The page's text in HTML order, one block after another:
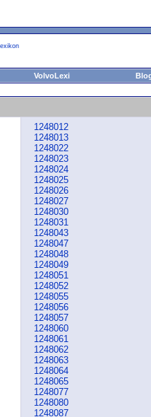
VolvoLexi
1248012
1248013
1248022
1248023
1248024
1248025
1248026
1248027
1248030
1248031
1248043
1248047
1248048
1248049
1248051
1248052
1248055
1248056
1248057
1248060
1248061
1248062
1248063
1248064
1248065
1248077
1248080
1248087